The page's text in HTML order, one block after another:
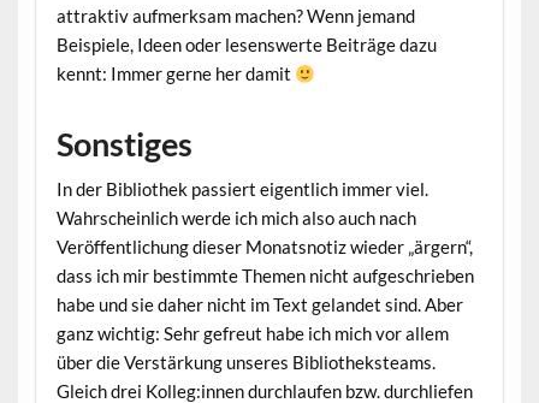
attraktiv aufmerksam machen? Wenn jemand
Beispiele, Ideen oder lesenswerte Beiträge dazu
kennt: Immer gerne her damit
Sonstiges
In der Bibliothek passiert eigentlich immer viel.
Wahrscheinlich werde ich mich also auch nach
Veröffentlichung dieser Monatsnotiz wieder „ärgern“,
dass ich mir bestimmte Themen nicht aufgeschrieben
habe und sie daher nicht im Text gelandet sind. Aber
ganz wichtig: Sehr gefreut habe ich mich vor allem
über die Verstärkung unseres Bibliotheksteams.
Gleich drei Kolleg:innen durchlaufen bzw. durchliefen